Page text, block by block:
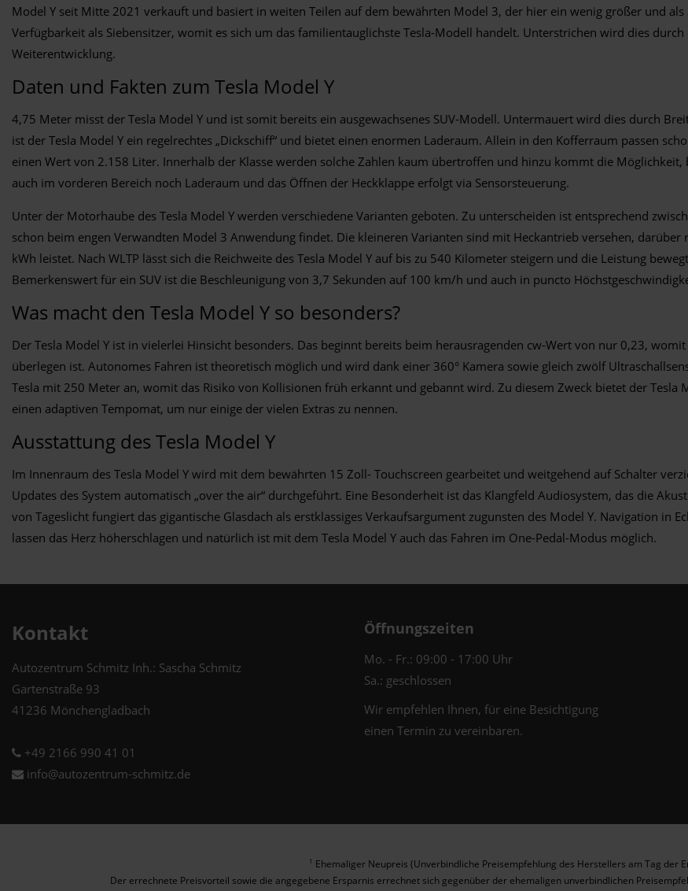
Model Y seit Mitte 2021 verkauft und basiert in weiten Teilen auf dem bewährten Model 3, der hier ein wenig größer und
Verfügbarkeit als Siebensitzer, womit es sich um das familientauglichste Tesla-Modell handelt. Unterstrichen wird dies
Weiterentwicklung.
Daten und Fakten zum Tesla Model Y
4,75 Meter misst der Tesla Model Y und ist somit bereits ein ausgewachsenes SUV-Modell. Untermauert wird dies durch
ist der Tesla Model Y ein regelrechtes „Dickschiff“ und bietet einen enormen Laderaum. Allein in den Kofferraum passen
einen Wert von 2.158 Liter. Innerhalb der Klasse werden solche Zahlen kaum übertroffen und hinzu kommt die
auch im vorderen Bereich noch Laderaum und das Öffnen der Heckklappe erfolgt via Sensorsteuerung.
Unter der Motorhaube des Tesla Model Y werden verschiedene Varianten geboten. Zu unterscheiden ist entsprechend
schon beim engen Verwandten Model 3 Anwendung findet. Die kleineren Varianten sind mit Heckantrieb versehen,
kWh leistet. Nach WLTP lässt sich die Reichweite des Tesla Model Y auf bis zu 540 Kilometer steigern und die Leistung
Bemerkenswert für ein SUV ist die Beschleunigung von 3,7 Sekunden auf 100 km/h und auch in puncto
Was macht den Tesla Model Y so besonders?
Der Tesla Model Y ist in vielerlei Hinsicht besonders. Das beginnt bereits beim herausragenden cw-Wert von nur 0,23,
überlegen ist. Autonomes Fahren ist theoretisch möglich und wird dank einer 360° Kamera sowie gleich zwölf
Tesla mit 250 Meter an, womit das Risiko von Kollisionen früh erkannt und gebannt wird. Zu diesem Zweck bietet der Tesla
einen adaptiven Tempomat, um nur einige der vielen Extras zu nennen.
Ausstattung des Tesla Model Y
Im Innenraum des Tesla Model Y wird mit dem bewährten 15 Zoll- Touchscreen gearbeitet und weitgehend auf Schalter
Updates des System automatisch „over the air“ durchgeführt. Eine Besonderheit ist das Klangfeld Audiosystem, das die
von Tageslicht fungiert das gigantische Glasdach als erstklassiges Verkaufsargument zugunsten des Model Y. Navigation in
lassen das Herz höherschlagen und natürlich ist mit dem Tesla Model Y auch das Fahren im One-Pedal-Modus möglich.
Kontakt
Autozentrum Schmitz Inh.: Sascha Schmitz
Gartenstraße 93
41236 Mönchengladbach
+49 2166 990 41 01
info@autozentrum-schmitz.de
Öffnungszeiten
Mo. - Fr.: 09:00 - 17:00 Uhr
Sa.: geschlossen
Wir empfehlen Ihnen, für eine Besichtigung
einen Termin zu vereinbaren.
1 Ehemaliger Neupreis (Unverbindliche Preisempfehlung des Herstellers am Tag der
Der errechnete Preisvorteil sowie die angegebene Ersparnis errechnet sich gegenüber der ehemaligen unverbindlichen